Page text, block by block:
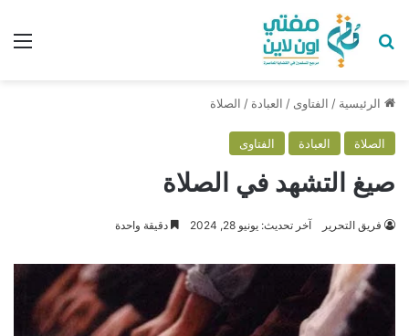
بحث عن
الرئيسية / الفتاوى / العبادة / الصلاة
الصلاة العبادة الفتاوى
صيغ التشهد في الصلاة
فريق التحرير آخر تحديث: يونيو 28, 2024 دقيقة واحدة